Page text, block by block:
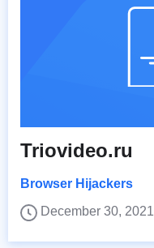
Triovideo.ru
Browser Hijackers
December 30, 2021